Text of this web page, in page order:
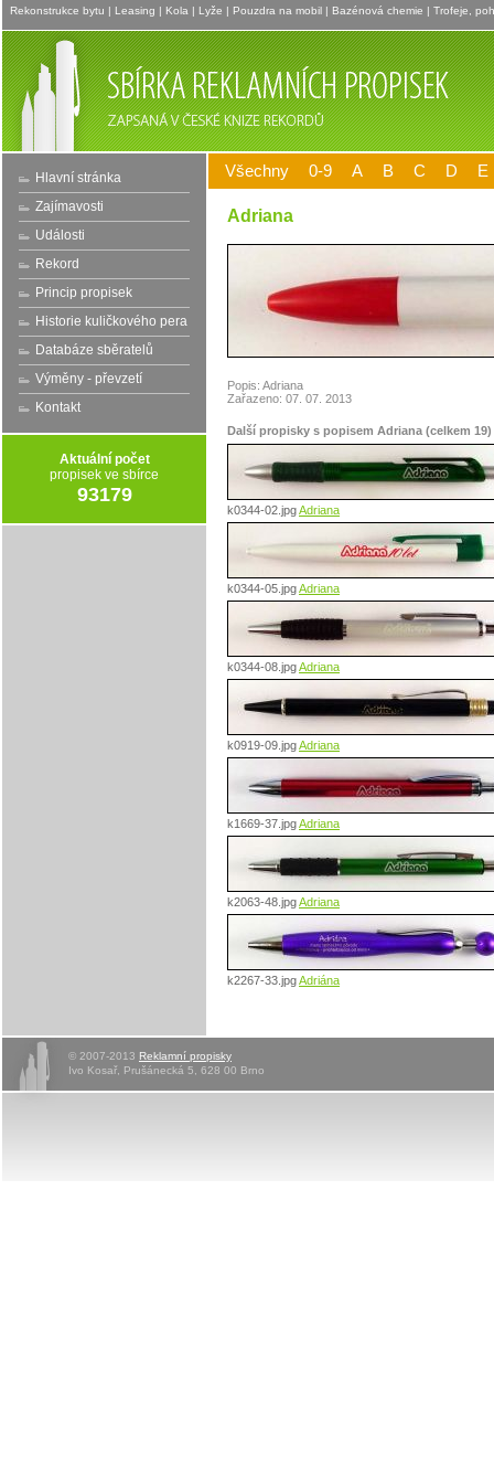
Rekonstrukce bytu | Leasing | Kola | Lyže | Pouzdra na mobil | Bazénová chemie | Trofeje,
Hlavní stránka
Zajímavosti
Události
Rekord
Princip propisek
Historie kuličkového pera
Databáze sběratelů
Výměny - převzetí
Kontakt
Aktuální počet
propisek ve sbírce
93179
Všechny 0-9 A B C D E
Adriana
Popis: Adriana
Zařazeno: 07. 07. 2013
Další propisky s popisem Adriana (celkem 19)
k0344-02.jpgAdriana
k0344-05.jpgAdriana
k0344-08.jpgAdriana
k0919-09.jpgAdriana
k1669-37.jpgAdriana
k2063-48.jpgAdriana
k2267-33.jpgAdriána
© 2007-2013 Reklamní propisky
Ivo Kosař, Prušánecká 5, 628 00 Brno